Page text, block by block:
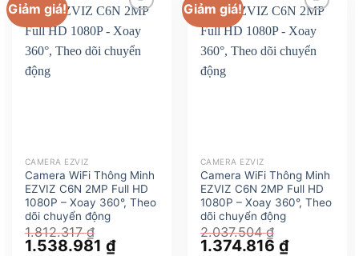
Giảm giá!
CAMERA EZVIZ
Camera WiFi Thông Minh
EZVIZ C6N 2MP Full HD
1080P – Xoay 360°, Theo
dõi chuyển động
1.812.317₫
Giá
1.538.981 ₫Giá
Giảm giá!
CAMERA EZVIZ
Camera WiFi Thông Minh
EZVIZ C6N 2MP Full HD
1080P – Xoay 360°, Theo
dõi chuyển động
2.037.504₫
Giá
1.374.816 ₫Giá